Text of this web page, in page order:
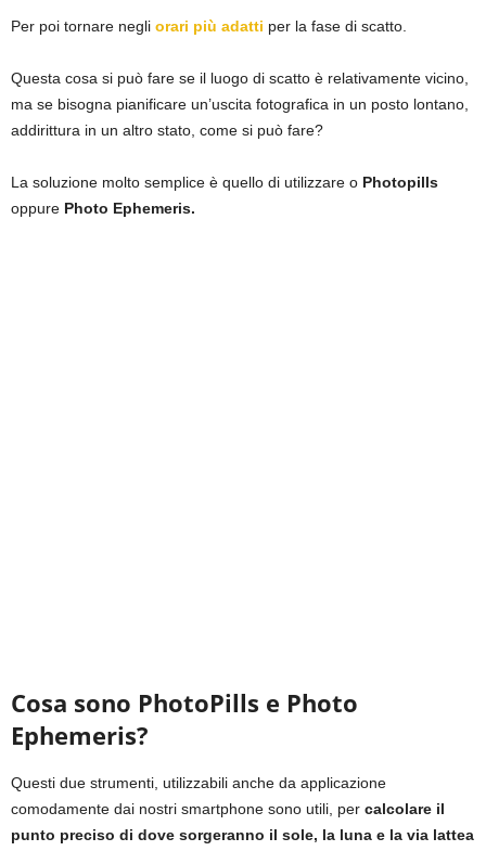
Per poi tornare negli orari più adatti per la fase di scatto.
Questa cosa si può fare se il luogo di scatto è relativamente vicino,
ma se bisogna pianificare un’uscita fotografica in un posto lontano,
addirittura in un altro stato, come si può fare?
La soluzione molto semplice è quello di utilizzare o Photopills
oppure Photo Ephemeris.
Cosa sono PhotoPills e Photo
Ephemeris?
Questi due strumenti, utilizzabili anche da applicazione
comodamente dai nostri smartphone sono utili, per calcolare il
punto preciso di dove sorgeranno il sole, la luna e la via lattea